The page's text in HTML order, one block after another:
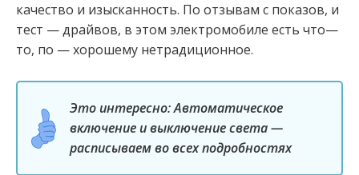
качество и изысканность. По отзывам с показов, и
тест — драйвов, в этом электромобиле есть что—
то, по — хорошему нетрадиционное.
Это интересно: Автоматическое
включение и выключение света —
расписываем во всех подробностях